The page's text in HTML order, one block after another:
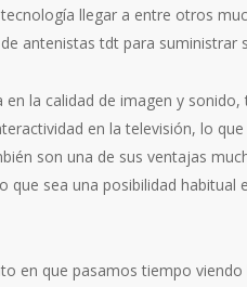
llegar a entre otros
antenistas tdt para suministrar
la calidad de imagen y
en la televisión, lo
son una de sus ventajas
sea una posibilidad
en que pasamos tiempo